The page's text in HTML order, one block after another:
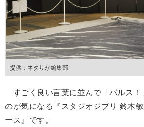
提供：ネタりか編集部
すごく良い言葉に並んで「バルス！
のが気になる『スタジオジブリ 鈴木
ース』です。